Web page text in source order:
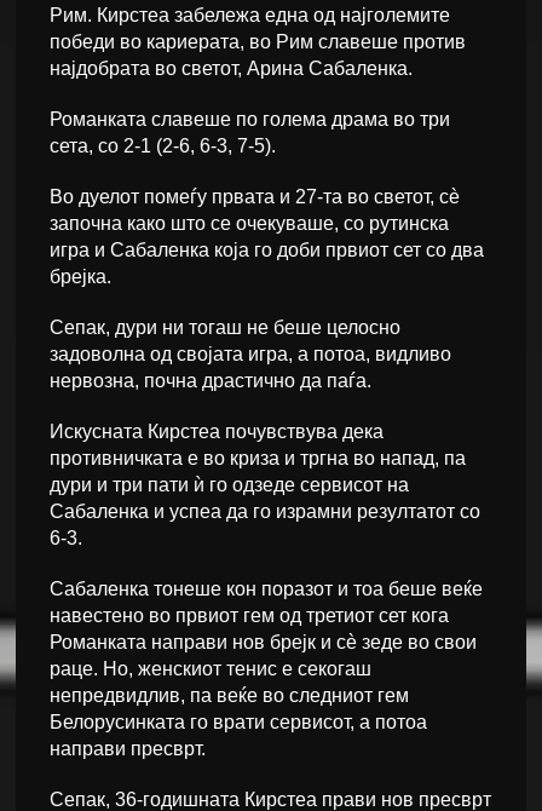
Рим. Кирстеа забележа една од најголемите
победи во кариерата, во Рим славеше против
најдобрата во светот, Арина Сабаленка.
Романката славеше по голема драма во три
сета, со 2-1 (2-6, 6-3, 7-5).
Во дуелот помеѓу првата и 27-та во светот, сè
започна како што се очекуваше, со рутинска
игра и Сабаленка која го доби првиот сет со два
брејка.
Сепак, дури ни тогаш не беше целосно
задоволна од својата игра, а потоа, видливо
нервозна, почна драстично да паѓа.
Искусната Кирстеа почувствува дека
противничката е во криза и тргна во напад, па
дури и три пати ѝ го одзеде сервисот на
Сабаленка и успеа да го израмни резултатот со
6-3.
Сабаленка тонеше кон поразот и тоа беше веќе
навестено во првиот гем од третиот сет кога
Романката направи нов брејк и сè зеде во свои
раце. Но, женскиот тенис е секогаш
непредвидлив, па веќе во следниот гем
Белорусинката го врати сервисот, а потоа
направи пресврт.
Сепак, 36-годишната Кирстеа прави нов пресврт